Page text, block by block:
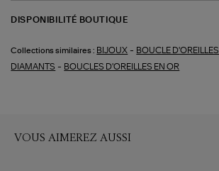
DISPONIBILITÉ BOUTIQUE
Collections similaires : BIJOUX - BOUCLE D'OREILLES
DIAMANTS - BOUCLES D'OREILLES EN OR
VOUS AIMEREZ AUSSI